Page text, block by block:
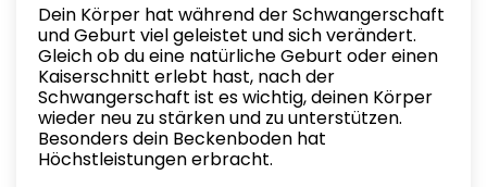
Dein Körper hat während der Schwangerschaft
und Geburt viel geleistet und sich verändert.
Gleich ob du eine natürliche Geburt oder einen
Kaiserschnitt erlebt hast, nach der
Schwangerschaft ist es wichtig, deinen Körper
wieder neu zu stärken und zu unterstützen.
Besonders dein Beckenboden hat
Höchstleistungen erbracht.